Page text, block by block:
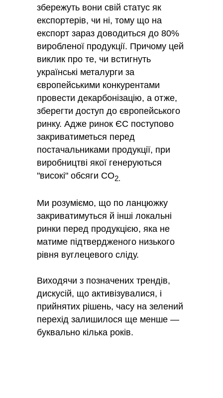
збережуть вони свій статус як
експортерів, чи ні, тому що на
експорт зараз доводиться до 80%
виробленої продукції. Причому цей
виклик про те, чи встигнуть
українські металурги за
європейськими конкурентами
провести декарбонізацію, а отже,
зберегти доступ до європейського
ринку. Адже ринок ЄС поступово
закриватиметься перед
постачальниками продукції, при
виробництві якої генеруються
"високі" обсяги СО2.
Ми розуміємо, що по ланцюжку
закриватимуться й інші локальні
ринки перед продукцією, яка не
матиме підтвердженого низького
рівня вуглецевого сліду.
Виходячи з позначених трендів,
дискусій, що активізувалися, і
прийнятих рішень, часу на зелений
перехід залишилося ще менше —
буквально кілька років.